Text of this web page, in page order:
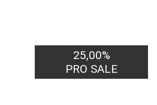
25,00%
PRO SALE